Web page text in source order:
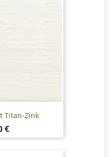
Titan-Zink
€